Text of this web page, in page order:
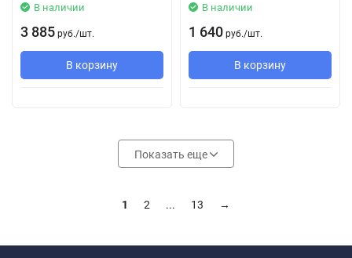
В наличии
3 885 руб./шт.
В корзину
В наличии
1 640 руб./шт.
В корзину
Показать еще
1 2 ... 13 →